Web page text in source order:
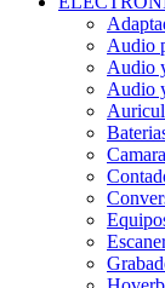
Audio
Audio
Audio